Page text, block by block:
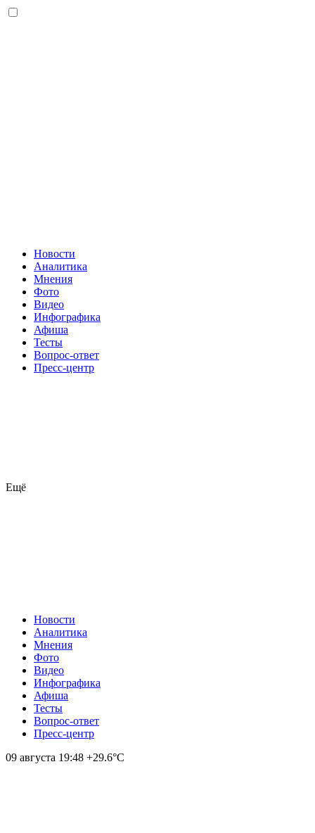
Новости
Аналитика
Мнения
Фото
Видео
Инфографика
Афиша
Тесты
Вопрос-ответ
Пресс-центр
Ещё
Новости
Аналитика
Мнения
Фото
Видео
Инфографика
Афиша
Тесты
Вопрос-ответ
Пресс-центр
09 августа 19:48 +29.6°С